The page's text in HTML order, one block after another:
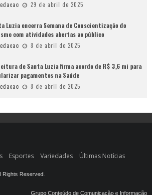
29 de abril de 2025
Luzia encerra Semana de Conscientização do
com atividades abertas ao público
8 de abril de 2025
de Santa Luzia firma acordo de R$ 3,6 mi para
pagamentos na Saúde
8 de abril de 2025
Esportes Variedades Últimas Notícias
Rights Reserved.
Grupo Conteúdo de Comunicação e Informação